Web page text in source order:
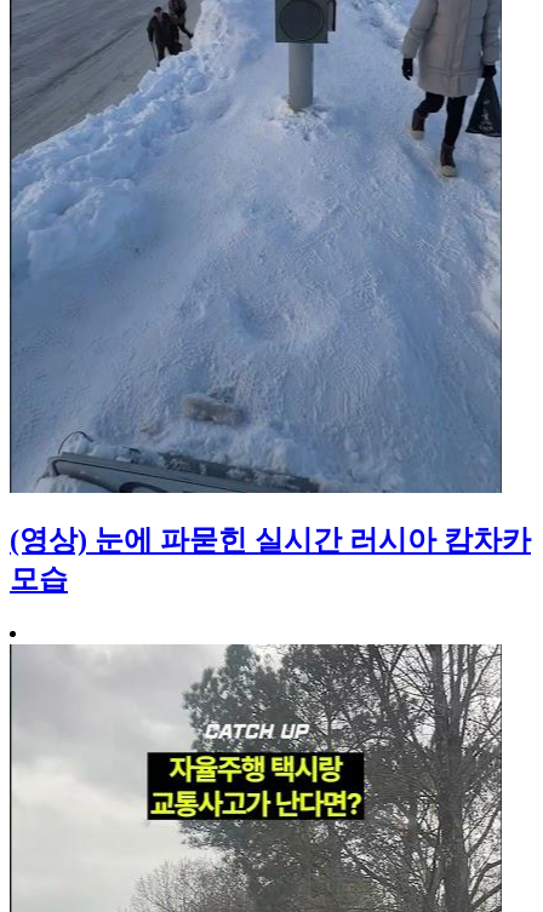
(영상) 눈에 파묻힌 실시간 러시아 캄차카
모습